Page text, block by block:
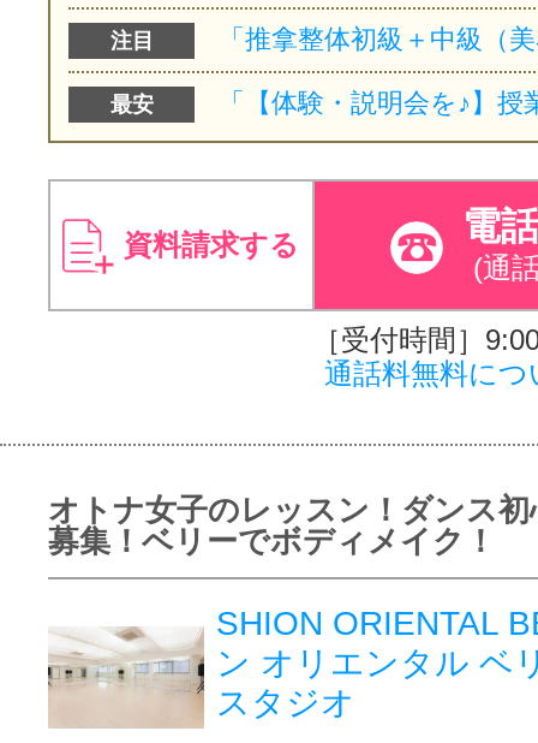
注目
最安
資料請求する 電
(通
［受付時間］
通話料無料につ
オトナ女子のレッスン！ダンス初
募集！ベリーでボディメイク！
SHION ORIENTAL
ン オリエンタル ベ
スタジオ